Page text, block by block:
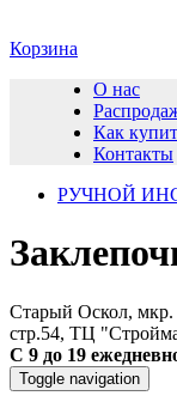
Корзина
О нас
Как
Контакты
РУЧНОЙ
Старый Оскол, мкр.
стр.54, ТЦ
С 9 до 19
Toggle navigation